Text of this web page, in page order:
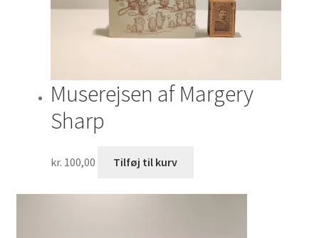
Muserejsen af Margery
Sharp
kr. 100,00 Tilføj til kurv